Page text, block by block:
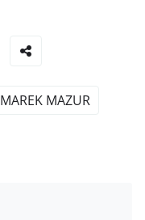
MAREK MAZUR